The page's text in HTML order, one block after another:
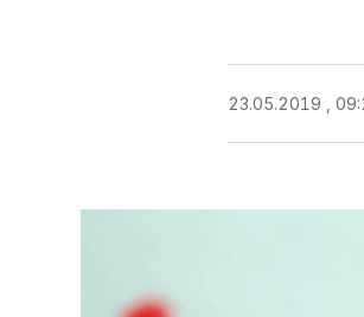
23.05.2019 ,